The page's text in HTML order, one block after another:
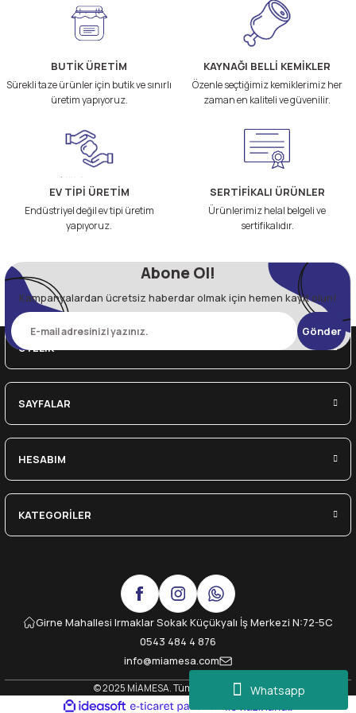
Whatsapp
BUTİK ÜRETİM
Sürekli taze ürünler için butik ve sınırlı
üretim yapıyoruz.
KAYNAĞI BELLİ KEMİKLER
Özenle seçtiğimiz kemiklerimiz her
zaman en kaliteli ve güvenilir.
EV TİPİ ÜRETİM
Endüstriyel değil ev tipi üretim
yapıyoruz.
SERTİFİKALI ÜRÜNLER
Ürünlerimiz helal belgeli ve
sertifikalıdır.
Abone Ol!
Kampanyalardan ücretsiz haberdar olmak için hemen kayıt olun!
Gönder
ÜYELİK
SAYFALAR
HESABIM
KATEGORİLER
Girne Mahallesi Irmaklar Sokak Küçükyalı İş Merkezi N:72-5C
0543 484 4 876
info@miamesa.com
© 2025 MİAMESA. Tüm Hakları Saklıdır.
ideasoft